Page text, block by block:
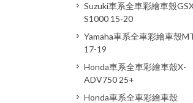
Suzuki車系全車彩繪車殼
S1000 15-20
Yamaha車系全車彩繪車殼
17-19
Honda車系全車彩繪車殼X-
ADV750 25+
Honda車系全車彩繪車殼